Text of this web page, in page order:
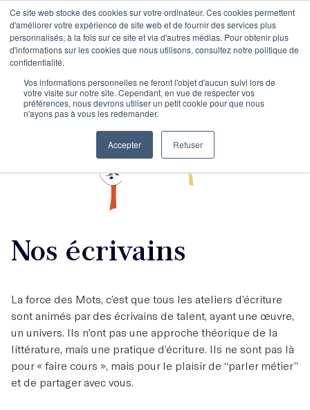
Ce site web stocke des cookies sur votre ordinateur. Ces cookies permettent
d'améliorer votre expérience de site web et de fournir des services plus
personnalisés, à la fois sur ce site et via d'autres médias. Pour obtenir plus
d'informations sur les cookies que nous utilisons, consultez notre politique de
confidentialité.
Vos informations personnelles ne feront l'objet d'aucun suivi lors de
votre visite sur notre site. Cependant, en vue de respecter vos
préférences, nous devrons utiliser un petit cookie pour que nous
n'ayons pas à vous les redemander.
Accepter Refuser
Nos écrivains
La force des Mots, c’est que tous les ateliers d’écriture
sont animés par des écrivains de talent, ayant une œuvre,
un univers. Ils n’ont pas une approche théorique de la
littérature, mais une pratique d’écriture. Ils ne sont pas là
pour « faire cours », mais pour le plaisir de “parler métier”
et de partager avec vous.